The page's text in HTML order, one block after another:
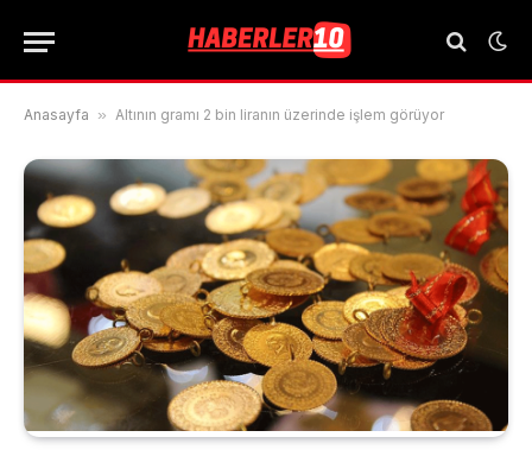
Anasayfa » Altının gramı 2 bin liranın üzerinde işlem görüyor